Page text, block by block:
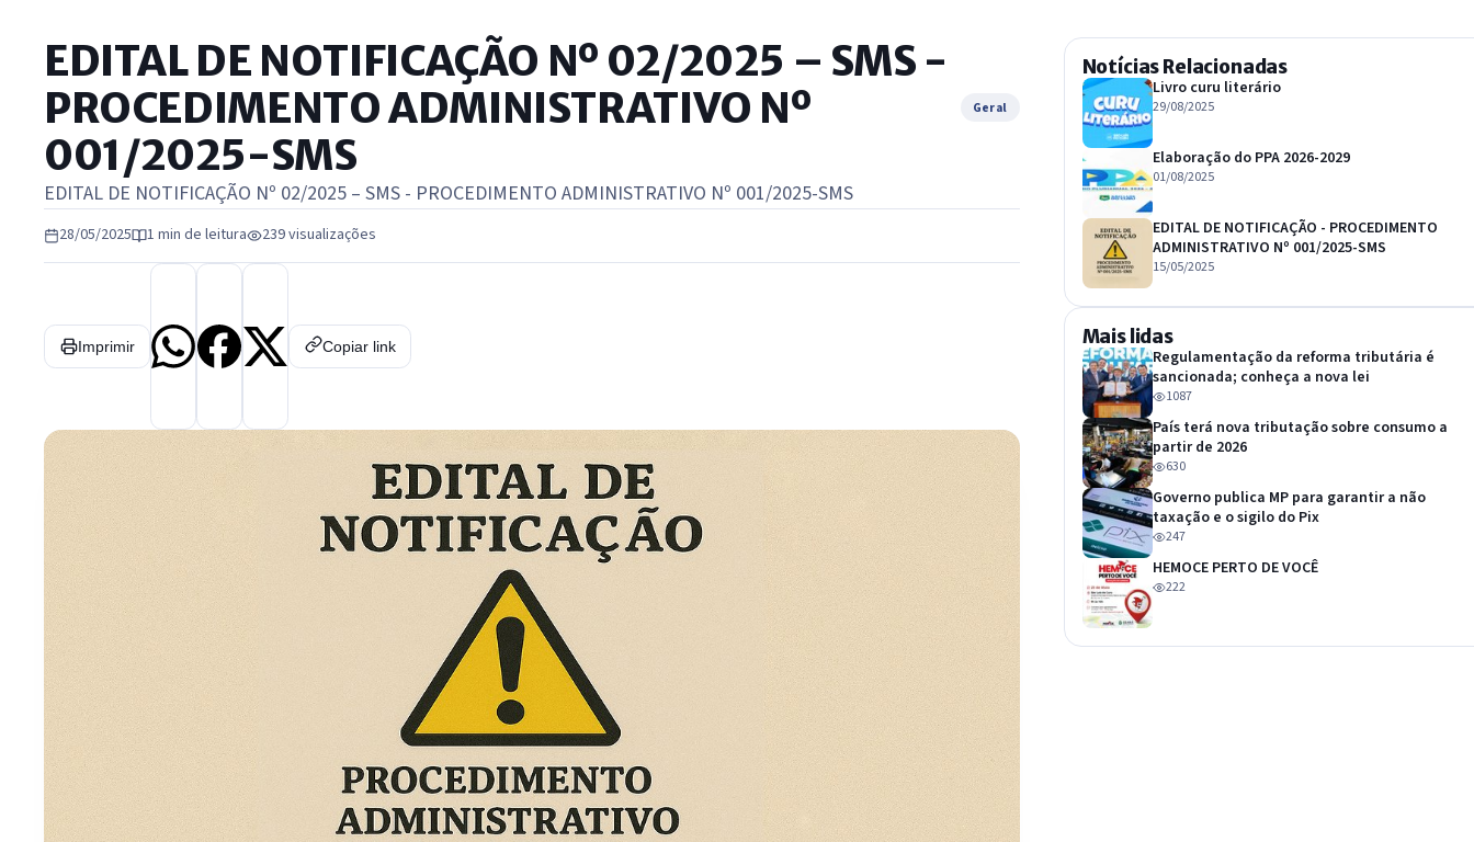
EDITAL DE NOTIFICAÇÃO Nº 02/2025 – SMS -
PROCEDIMENTO ADMINISTRATIVO Nº
001/2025-SMS
Geral
EDITAL DE NOTIFICAÇÃO Nº 02/2025 – SMS - PROCEDIMENTO ADMINISTRATIVO Nº 001/2025-SMS
28/05/2025 1 min de leitura 239 visualizações
Imprimir Copiar link
Notícias Relacionadas
Livro curu literário
29/08/2025
Elaboração do PPA 2026-2029
01/08/2025
EDITAL DE NOTIFICAÇÃO - PROCEDIMENTO
ADMINISTRATIVO Nº 001/2025-SMS
15/05/2025
Mais lidas
Regulamentação da reforma tributária é
sancionada; conheça a nova lei
1087
País terá nova tributação sobre consumo a
partir de 2026
630
Governo publica MP para garantir a não
taxação e o sigilo do Pix
247
HEMOCE PERTO DE VOCÊ
222